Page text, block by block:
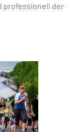
professionell der